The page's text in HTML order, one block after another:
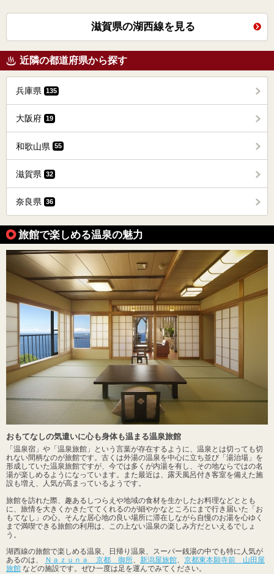
滋賀県の湖西線を見る
近隣の都道府県から探す
兵庫県 135
大阪府 19
和歌山県 55
滋賀県 32
奈良県 36
旅館で楽しめる温泉の魅力
おもてなしの気遣いに心も身体も温まる温泉旅館
「温泉宿」や「温泉旅館」という言葉が存在するように、温泉とは切っても切
れない間柄なのが旅館です。古くは外湯の温泉を中心に立ち並び「湯治場」を
形成していた温泉旅館ですが、今では多くが内湯を有し、その地ならではの名
湯が楽しめるようになっています。また最近は、露天風呂付き客室を備えた施
設も増え、人気が高まっているようです。
旅館を訪れた際、趣あるしつらえや地域の食材を生かしたお料理などととも
に、旅情を大きくかきたててくれるのが細やかなところにまで行き届いた「お
もてなし」の心。そんな居心地の良い場所に滞在しながら自慢のお湯を心ゆく
まで満喫できる旅館の利用は、この上ない温泉の楽しみ方だといえるでしょ
う。
湖西線の旅館で楽しめる温泉、日帰り温泉、スーパー銭湯の中でも特に人気が
あるのは、
Ｎａｚｕｎａ 京都 御所、 新潟屋旅館、 京都東本願寺前 山田屋
旅館 などの施設です。ぜひ一度は足を運んでみてください。